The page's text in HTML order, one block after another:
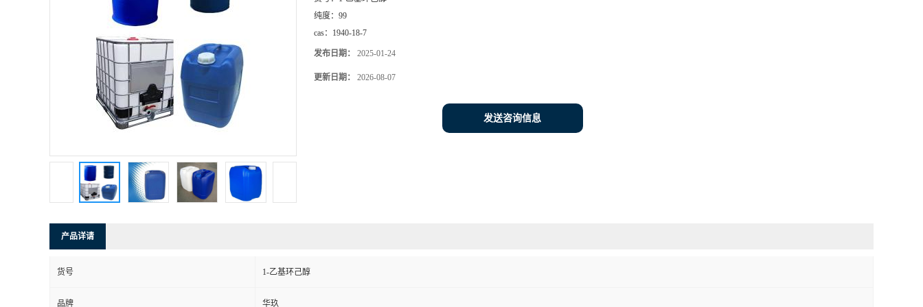
纯度： 99
cas： 1940-18-7
发布日期： 2025-01-24
更新日期： 2026-08-07
发送咨询信息
产品详请
货号 1-乙基环己醇
品牌 华玖